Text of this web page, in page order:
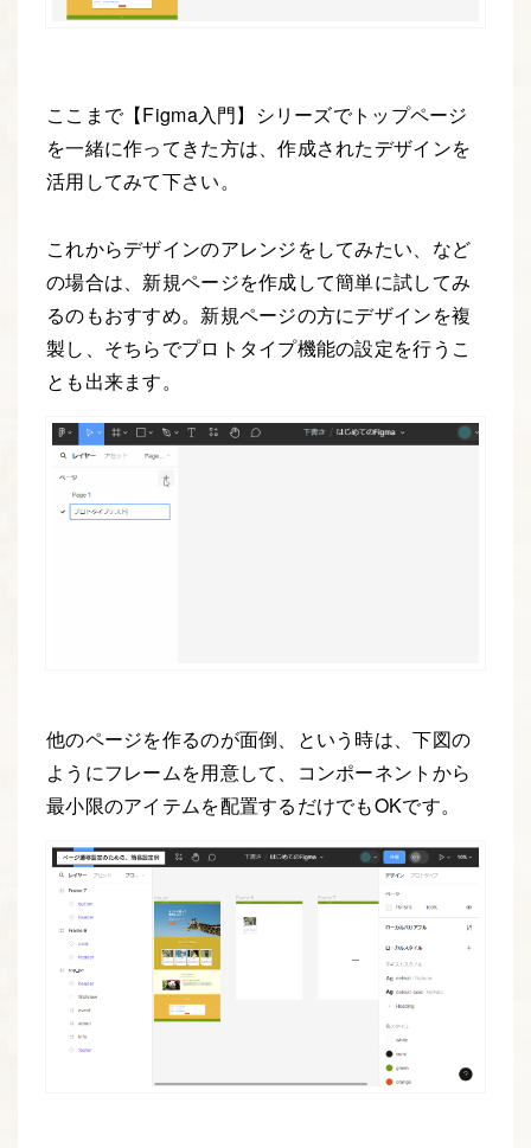
ここまで【Figma入門】シリーズでトップページ
を一緒に作ってきた方は、作成されたデザインを
活用してみて下さい。
これからデザインのアレンジをしてみたい、など
の場合は、新規ページを作成して簡単に試してみ
るのもおすすめ。新規ページの方にデザインを複
製し、そちらでプロトタイプ機能の設定を行うこ
とも出来ます。
他のページを作るのが面倒、という時は、下図の
ようにフレームを用意して、コンポーネントから
最小限のアイテムを配置するだけでもOKです。